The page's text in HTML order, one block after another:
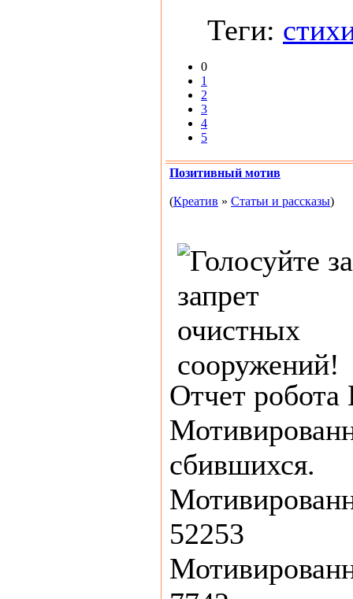
Теги:
0
1
2
3
4
5
Позитивный мотив
(Креатив » Статьи и рассказы)
Отчет
сбившихся.
52253